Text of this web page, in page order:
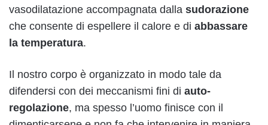
vasodilatazione accompagnata dalla sudorazione
che consente di espellere il calore e di abbassare
la temperatura.
Il nostro corpo è organizzato in modo tale da
difendersi con dei meccanismi fini di auto-
regolazione, ma spesso l’uomo finisce con il